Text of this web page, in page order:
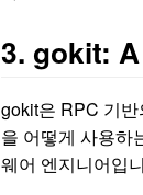
3. gokit:
gokit은 RPC 기
을 어떻게 사용하
웨어 엔지니어입